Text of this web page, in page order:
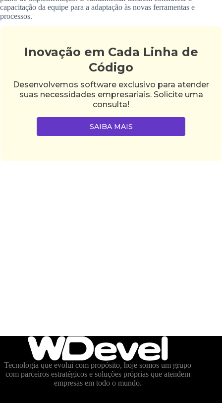
capacitação da equipe para a adaptação às novas ferramentas e
processos.
Inovação em Cada Linha de
Código
Desenvolvemos software exclusivo para atender
suas necessidades empresariais. Solicite uma
consulta!
SAIBA MAIS
Tecnologia que evolui com propósito, hoje somos um grupo
com parceiros estratégicos e soluções próprias que atendem
empresas em todo o mundo.